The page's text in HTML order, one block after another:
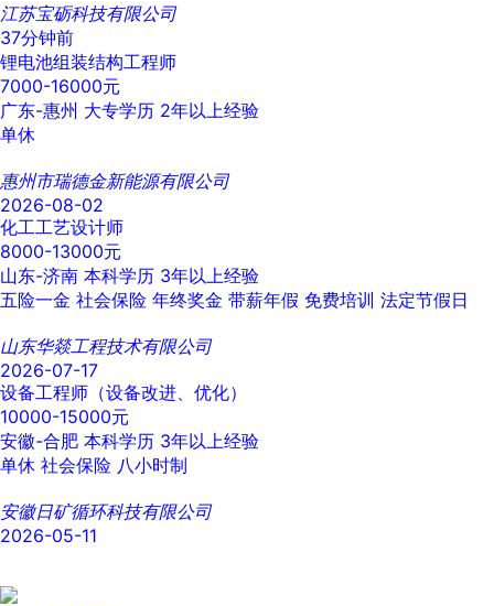
江苏宝砺科技有限公司
37分钟前
锂电池组装结构工程师
7000-16000元
广东-惠州 大专学历 2年以上经验
单休
惠州市瑞德金新能源有限公司
2026-08-02
化工工艺设计师
8000-13000元
山东-济南 本科学历 3年以上经验
五险一金 社会保险 年终奖金 带薪年假 免费培训 法定节假日
山东华燚工程技术有限公司
2026-07-17
设备工程师（设备改进、优化）
10000-15000元
安徽-合肥 本科学历 3年以上经验
单休 社会保险 八小时制
安徽日矿循环科技有限公司
2026-05-11